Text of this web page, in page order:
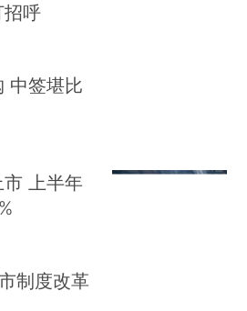
招呼
中签堪比
上半年
制度改革